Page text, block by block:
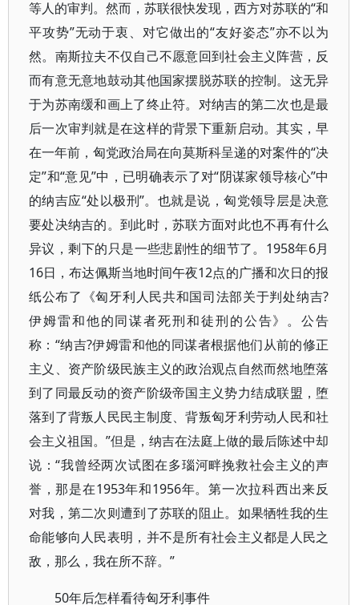
等人的审判。然而，苏联很快发现，西方对苏联的“和
平攻势”无动于衷、对它做出的“友好姿态”亦不以为
然。南斯拉夫不仅自己不愿意回到社会主义阵营，反
而有意无意地鼓动其他国家摆脱苏联的控制。这无异
于为苏南缓和画上了终止符。对纳吉的第二次也是最
后一次审判就是在这样的背景下重新启动。其实，早
在一年前，匈党政治局在向莫斯科呈递的对案件的“决
定”和“意见”中，已明确表示了对“阴谋家领导核心”中
的纳吉应“处以极刑”。也就是说，匈党领导层是决意
要处决纳吉的。到此时，苏联方面对此也不再有什么
异议，剩下的只是一些悲剧性的细节了。1958年6月
16日，布达佩斯当地时间午夜12点的广播和次日的报
纸公布了《匈牙利人民共和国司法部关于判处纳吉?
伊姆雷和他的同谋者死刑和徒刑的公告》。公告
称：“纳吉?伊姆雷和他的同谋者根据他们从前的修正
主义、资产阶级民族主义的政治观点自然而然地堕落
到了同最反动的资产阶级帝国主义势力结成联盟，堕
落到了背叛人民民主制度、背叛匈牙利劳动人民和社
会主义祖国。”但是，纳吉在法庭上做的最后陈述中却
说：“我曾经两次试图在多瑙河畔挽救社会主义的声
誉，那是在1953年和1956年。第一次拉科西出来反
对我，第二次则遭到了苏联的阻止。如果牺牲我的生
命能够向人民表明，并不是所有社会主义都是人民之
敌，那么，我在所不辞。”
50年后怎样看待匈牙利事件